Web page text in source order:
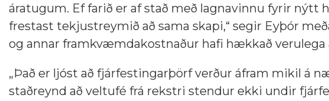
áratugum. Ef farið er af stað með lagnavinnu fyrir nýtt
frestast tekjustreymið að sama skapi,“ segir Eyþór
og annar framkvæmdakostnaður hafi hækkað
„Það er ljóst að fjárfestingarþörf verður áfram mikil á
staðreynd að veltufé frá rekstri stendur ekki undir